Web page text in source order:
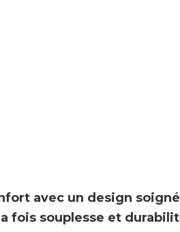
avec un design
fois souplesse et